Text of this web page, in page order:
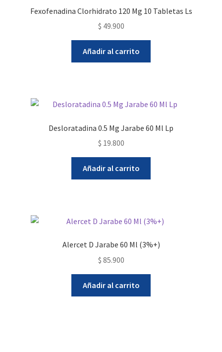
Fexofenadina Clorhidrato 120 Mg 10 Tabletas Ls
$ 49.900
Añadir al carrito
Desloratadina 0.5 Mg Jarabe 60 Ml Lp
$ 19.800
Añadir al carrito
Alercet D Jarabe 60 Ml (3%+)
$ 85.900
Añadir al carrito